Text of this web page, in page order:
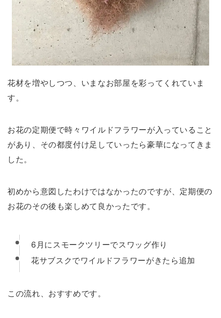
花材を増やしつつ、いまなお部屋を彩ってくれていま
す。
お花の定期便で時々ワイルドフラワーが入っていること
があり、その都度付け足していったら豪華になってきま
した。
初めから意図したわけではなかったのですが、定期便の
お花のその後も楽しめて良かったです。
6月にスモークツリーでスワッグ作り
花サブスクでワイルドフラワーがきたら追加
この流れ、おすすめです。